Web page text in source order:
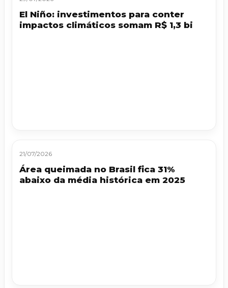
El Niño: investimentos para conter
impactos climáticos somam R$ 1,3 bi
21/07/2026
Área queimada no Brasil fica 31%
abaixo da média histórica em 2025